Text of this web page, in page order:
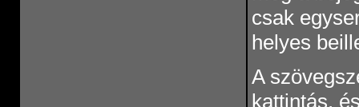
csak
helyes
A
kattintás,